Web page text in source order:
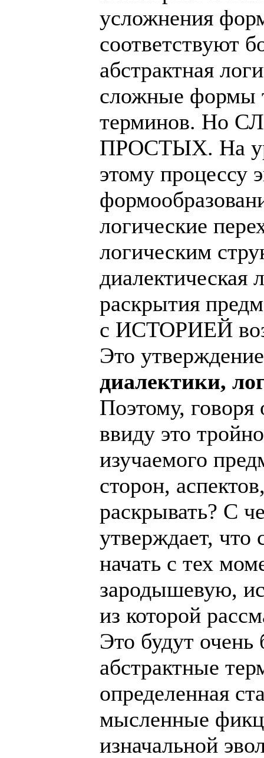
усложнения
соответствуют
абстрактная
сложные формы
терминов. Но
ПРОСТЫХ. На
этому процессу
логические
логическим
диалектическая
раскрытия
с ИСТОРИЕЙ
Это
диалектики,
Поэтому, говоря
ввиду это
изучаемого
сторон,
раскрывать? С
утверждает,
начать с тех
зародышевую,
из которой
Это будут
абстрактные
определенная
мысленные
изначальной